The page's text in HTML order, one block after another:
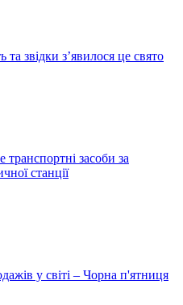
звідки з’явилося це свято
транспортні засоби за
станції
у світі – Чорна п'ятниця